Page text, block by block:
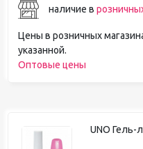
наличие в
Цены в розничных
указанной.
Оптовые цены
UNO Гель-